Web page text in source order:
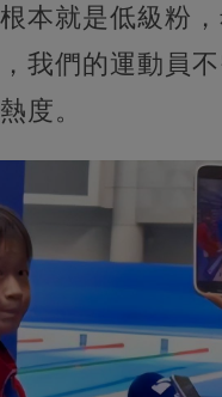
本就是低級粉
我們的運動員
度。